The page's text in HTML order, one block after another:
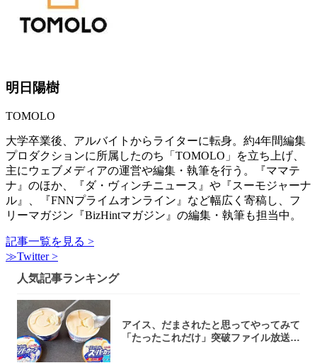
明日陽樹
TOMOLO
大学卒業後、アルバイトからライターに転身。約4年間編集
プロダクションに所属したのち「TOMOLO」を立ち上げ、
主にウェブメディアの運営や編集・執筆を行う。『ママテ
ナ』のほか、『ダ・ヴィンチニュース』や『スーモジャーナ
ル』、『FNNプライムオンライン』など幅広く寄稿し、フ
リーマガジン『BizHintマガジン』の編集・執筆も担当中。
記事一覧を見る >
≫Twitter >
人気記事ランキング
アイス、だまされたと思ってやってみて
「たったこれだけ」突破ファイル放送で